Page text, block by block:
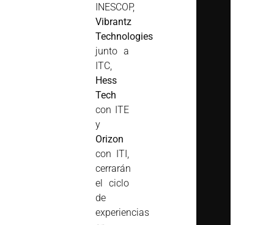
INESCOP,
Vibrantz
Technologies
junto a
ITC,
Hess
Tech
con ITE
y
Orizon
con ITI,
cerrarán
el ciclo
de
experiencias